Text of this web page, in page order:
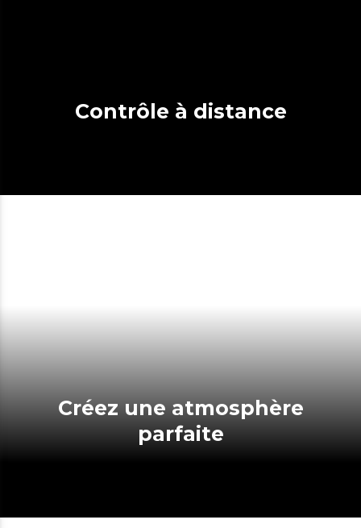
Contrôle à distance
Créez une atmosphère
parfaite